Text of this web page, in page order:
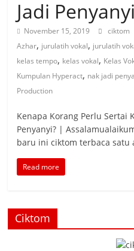
Jadi
November 15, 2019 ciktom
Azhar, jurulatih vokal, jurulatih
kelas tempo, kelas vokal, Kelas
Kumpulan Hyperact, nak jadi
Production
Kenapa Korang Perlu Sertai
Penyanyi? |
baru ini ciktom terbaca satu
Read more
Ciktom